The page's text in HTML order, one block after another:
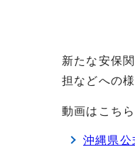
新たな安保
担などへの
動画はこちら
沖縄県公